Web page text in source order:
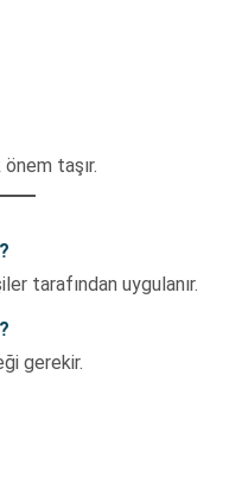
taşır.
tarafından uygulanır.
gerekir.